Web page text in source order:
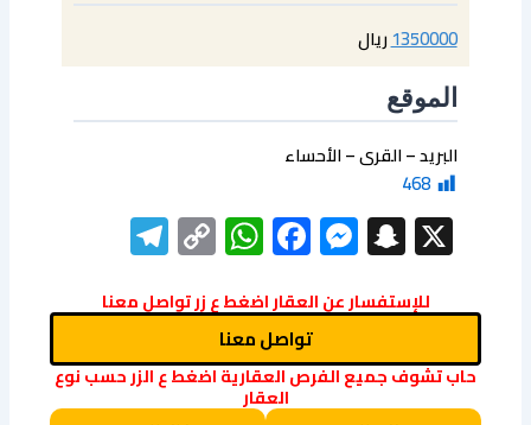
1350000ريال
الموقع
البريد – القرى – الأحساء
468
X
Snapchat
Messenger
Facebook
WhatsApp
Copy
Link
للإستفسار عن العقار اضغط ع زر تواصل معنا
تواصل معنا
حاب تشوف جميع الفرص العقارية اضغط ع الزر حسب نوع
العقار